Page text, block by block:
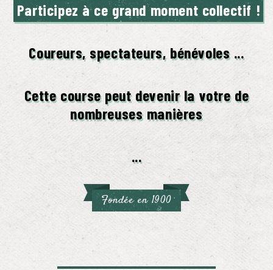
Participez à ce grand moment collectif !
Coureurs, spectateurs, bénévoles ...
Cette course peut devenir la votre de
nombreuses manières
...
Fondée en 1900